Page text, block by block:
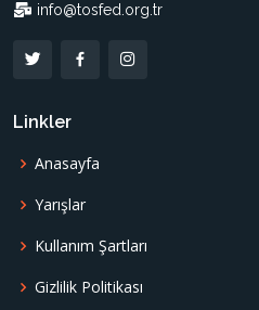
info@tosfed.org.tr
Linkler
Anasayfa
Yarışlar
Kullanım Şartları
Gizlilik Politikası